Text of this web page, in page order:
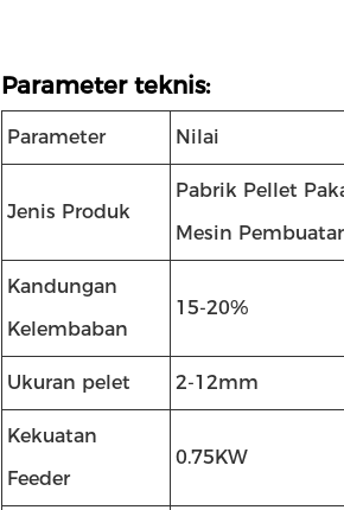
Parameter teknis:
Parameter Nilai
Jenis Produk
Pabrik Pellet
Mesin
Kandungan
Kelembaban
15-20%
Ukuran pelet 2-12mm
Kekuatan
Feeder
0.75KW